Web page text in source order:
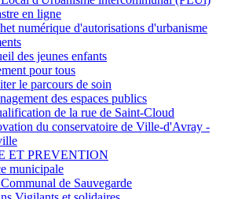
en ligne
numérique d'autorisations d'urbanisme
des jeunes enfants
pour tous
le parcours de soin
des espaces publics
de la rue de Saint-Cloud
du conservatoire de Ville-d'Avray -
ET PREVENTION
municipale
de Sauvegarde